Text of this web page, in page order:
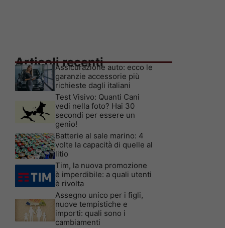
Articoli recenti
Assicurazione auto: ecco le
garanzie accessorie più
richieste dagli italiani
Test Visivo: Quanti Cani
vedi nella foto? Hai 30
secondi per essere un
genio!
Batterie al sale marino: 4
volte la capacità di quelle al
litio
Tim, la nuova promozione
è imperdibile: a quali utenti
è rivolta
Assegno unico per i figli,
nuove tempistiche e
importi: quali sono i
cambiamenti